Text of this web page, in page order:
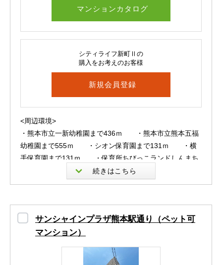
よく活きるリラックススペースが印象的＾＾
南東向きのバルコニーに面したリビングは開放感がありま
ます。
キッチン水栓はスマートなタッチレス式！ワンランク上の
利便性をご利用いただけます☆
ホーローパネルやキッチンカウンター収納など素敵なポイ
ントを挙げだしたら止まらなくなってきました(;^_^A
浴室もこだわりの『マイクロバブル浴』がオススメ！
ぜひ、現地で語らせてください(m´・ω・｀)m
また、ペットが飼育OKという点も、ポイント高いです。
マンションカタログ
シティライフ新町Ⅱの
購入をお考えのお客様
新規会員登録
<周辺環境>
・熊本市立一新幼稚園まで436ｍ ・熊本市立熊本五福
幼稚園まで555ｍ ・シオン保育園まで131ｍ ・横
手保育園まで131ｍ ・保育所ちびっこランドしんまち
園まで287ｍ ・しんまち保育園まで288ｍ ・かな
らんどまで404ｍ ・保育所すきっぷランドかじやまち
市立五福小学校まで299ｍ ・熊本市立一新小学校まで
480ｍ ・熊本市立慶徳小学校まで703ｍ ・熊本市
立西山中学校まで608ｍ ・熊本県立第一高校まで621
門学校湖東カレッジ唐人町校まで628ｍ ・北岡自然公
サンシャインプラザ熊本駅通り（ペット可
マンション）